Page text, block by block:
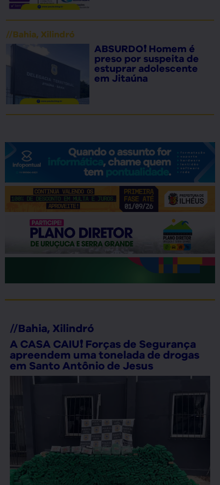
//Bahia, Xilindró
ABSURDO❗ Homem é
preso por suspeita de
estuprar adolescente
em Jitaúna
//Bahia, Xilindró
A CASA CAIU❗ Forças de Segurança
apreendem uma tonelada de drogas
em Santo Antônio de Jesus